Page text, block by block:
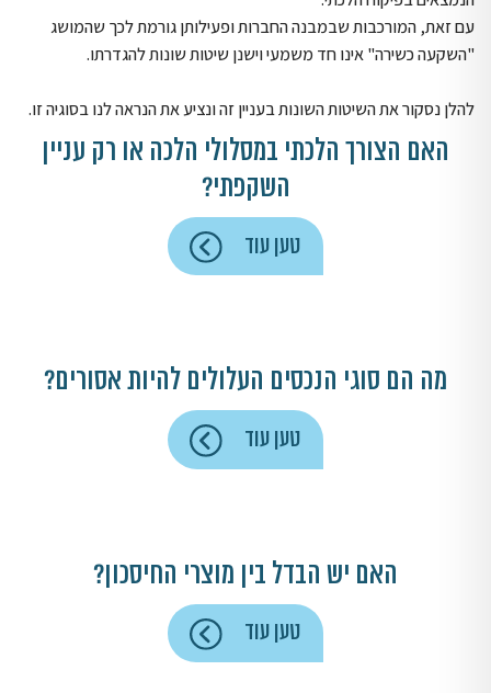
עם זאת, המורכבות שבמבנה החברות ופעילותן גורמת לכך שהמושג
"השקעה כשירה" אינו חד משמעי וישנן שיטות שונות להגדרתו.
להלן נסקור את השיטות השונות בעניין זה ונציע את הנראה לנו בסוגיה זו.
האם הצורך הלכתי במסלולי הלכה או רק עניין
השקפתי?
טען עוד
מה הם סוגי הנכסים העלולים להיות אסורים?
טען עוד
האם יש הבדל בין מוצרי החיסכון?
טען עוד